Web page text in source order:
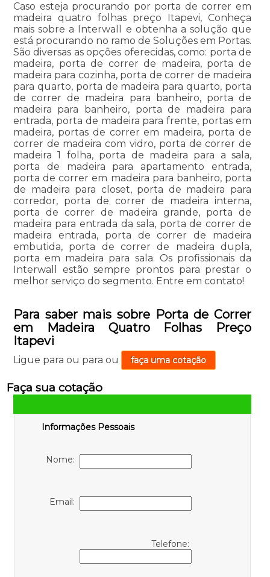
Caso esteja procurando por porta de correr em
madeira quatro folhas preço Itapevi, Conheça
mais sobre a Interwall e obtenha a solução que
está procurando no ramo de Soluções em Portas.
São diversas as opções oferecidas, como: porta de
madeira, porta de correr de madeira, porta de
madeira para cozinha, porta de correr de madeira
para quarto, porta de madeira para quarto, porta
de correr de madeira para banheiro, porta de
madeira para banheiro, porta de madeira para
entrada, porta de madeira para frente, portas em
madeira, portas de correr em madeira, porta de
correr de madeira com vidro, porta de correr de
madeira 1 folha, porta de madeira para a sala,
porta de madeira para apartamento entrada,
porta de correr em madeira para banheiro, porta
de madeira para closet, porta de madeira para
corredor, porta de correr de madeira interna,
porta de correr de madeira grande, porta de
madeira para entrada da sala, porta de correr de
madeira entrada, porta de correr de madeira
embutida, porta de correr de madeira dupla,
porta em madeira para sala. Os profissionais da
Interwall estão sempre prontos para prestar o
melhor serviço do segmento. Entre em contato!
Para saber mais sobre Porta de Correr
em Madeira Quatro Folhas Preço
Itapevi
Ligue para ou para ou faça uma cotação
Faça sua cotação
Informações Pessoais
Nome:
Email:
Telefone: